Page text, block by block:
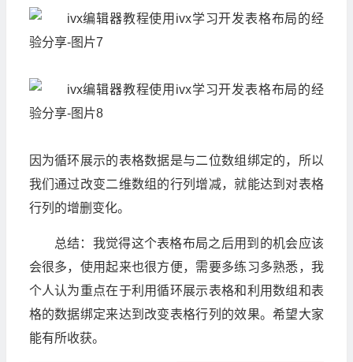
因为循环展示的表格数据是与二位数组绑定的，所以
我们通过改变二维数组的行列增减，就能达到对表格
行列的增删变化。
总结：我觉得这个表格布局之后用到的机会应该
会很多，使用起来也很方便，需要多练习多熟悉，我
个人认为重点在于利用循环展示表格和利用数组和表
格的数据绑定来达到改变表格行列的效果。希望大家
能有所收获。